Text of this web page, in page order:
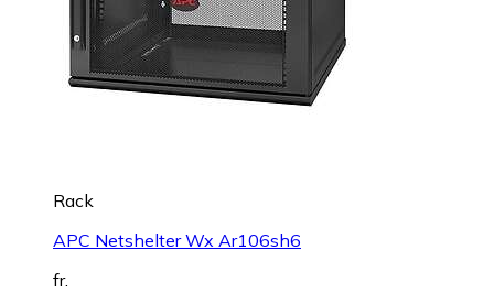
Rack
APC Netshelter Wx Ar106sh6
fr.